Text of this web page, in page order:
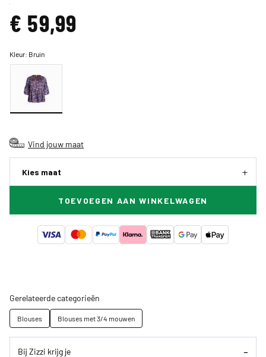
€ 59,99
Kleur: Bruin
Vind jouw maat
Kies maat
TOEVOEGEN AAN WINKELWAGEN
Gerelateerde categorieën
Blouses Blouses met 3/4 mouwen
Bij Zizzi krijg je